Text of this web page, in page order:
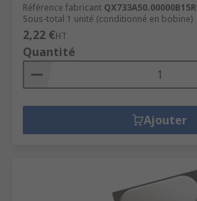
Référence fabricant QX733A50.00000B15R
Sous-total 1 unité (conditionné en bobine)
2,22 €HT
Quantité
Ajouter